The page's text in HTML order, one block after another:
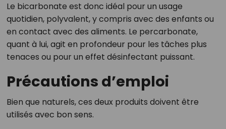
Le bicarbonate est donc idéal pour un usage
quotidien, polyvalent, y compris avec des enfants ou
en contact avec des aliments. Le percarbonate,
quant à lui, agit en profondeur pour les tâches plus
tenaces ou pour un effet désinfectant puissant.
Précautions d’emploi
Bien que naturels, ces deux produits doivent être
utilisés avec bon sens.